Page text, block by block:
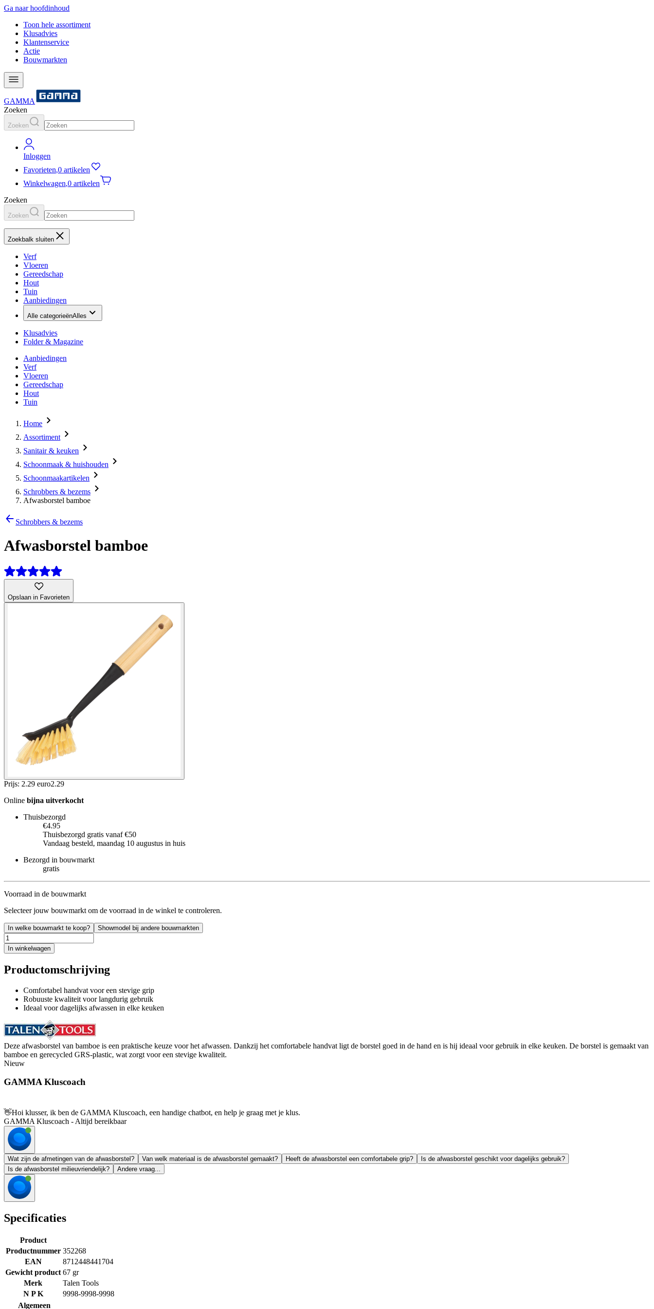
Ga naar hoofdinhoud
Toon hele assortiment
Klusadvies
Klantenservice
Actie
Bouwmarkten
GAMMA
Zoeken
Zoeken
Inloggen
Favorieten,0 artikelen
Winkelwagen,0 artikelen
Zoeken
Zoeken
Zoekbalk sluiten
Verf
Vloeren
Gereedschap
Hout
Tuin
Aanbiedingen
Alle categorieënAlles
Klusadvies
Folder & Magazine
Aanbiedingen
Verf
Vloeren
Gereedschap
Hout
Tuin
Home
Assortiment
Sanitair & keuken
Schoonmaak & huishouden
Schoonmaakartikelen
Schrobbers & bezems
Afwasborstel bamboe
Schrobbers & bezems
Afwasborstel bamboe
Opslaan in Favorieten
Prijs: 2.29 euro2.29
Online bijna uitverkocht
Thuisbezorgd
€4.95
Thuisbezorgd gratis vanaf €50
Vandaag besteld, maandag 10 augustus in huis
Bezorgd in bouwmarkt
gratis
Voorraad in de bouwmarkt
Selecteer jouw bouwmarkt om de voorraad in de winkel te controleren.
In welke bouwmarkt te koop? Showmodel bij andere bouwmarkten
In winkelwagen
Productomschrijving
Comfortabel handvat voor een stevige grip
Robuuste kwaliteit voor langdurig gebruik
Ideaal voor dagelijks afwassen in elke keuken
Deze afwasborstel van bamboe is een praktische keuze voor het afwassen. Dankzij het comfortabele handvat ligt de borstel goed in de hand en is hij ideaal voor gebruik in elke keuken. De borstel is gemaakt van
bamboe en gerecycled GRS-plastic, wat zorgt voor een stevige kwaliteit.
Nieuw
GAMMA Kluscoach
👋Hoi klusser, ik ben de GAMMA Kluscoach, een handige chatbot, en help je graag met je klus.
GAMMA Kluscoach - Altijd bereikbaar
Wat zijn de afmetingen van de afwasborstel? Van welk materiaal is de afwasborstel gemaakt? Heeft de afwasborstel een comfortabele grip?
Is de afwasborstel geschikt voor dagelijks gebruik?
Is de afwasborstel milieuvriendelijk?
Andere vraag...
Specificaties
Product
Productnummer 352268
EAN
8712448441704
Gewicht product 67 gr
Merk
Talen Tools
N P K
9998-9998-9998
Algemeen